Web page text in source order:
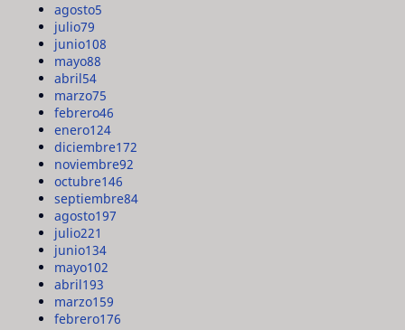
agosto5
julio79
junio108
mayo88
abril54
marzo75
febrero46
enero124
diciembre172
noviembre92
octubre146
septiembre84
agosto197
julio221
junio134
mayo102
abril193
marzo159
febrero176